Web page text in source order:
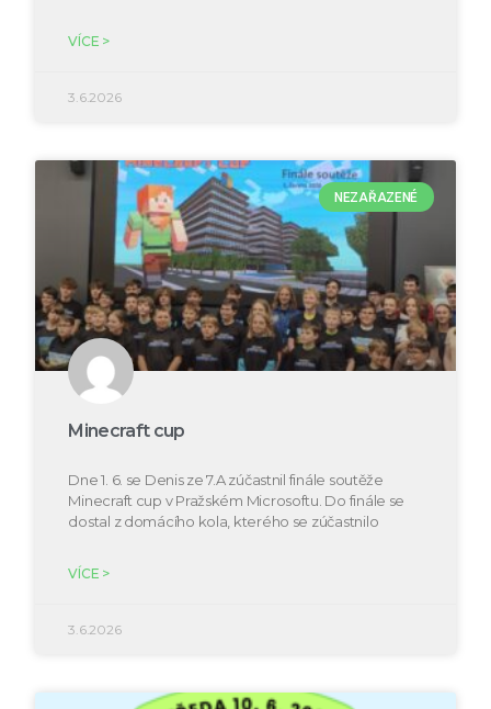
VÍCE >
3.6.2026
NEZAŘAZENÉ
Minecraft cup
Dne 1. 6. se Denis ze 7.A zúčastnil finále soutěže
Minecraft cup v Pražském Microsoftu. Do finále se
dostal z domácího kola, kterého se zúčastnilo
VÍCE >
3.6.2026